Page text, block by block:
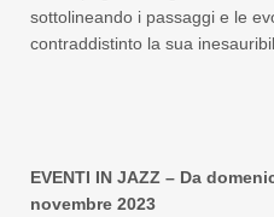
sottolineando i passaggi e le
contraddistinto la sua
EVENTI IN JAZZ – Da
novembre 2023